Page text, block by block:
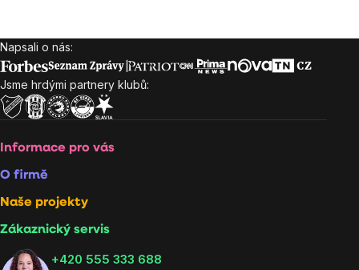
Zápatí
Napsali o nás:
Jsme hrdými partnery klubů:
Informace pro vás
O firmě
Naše projekty
Zákaznický servis
‭+420 555 333 688